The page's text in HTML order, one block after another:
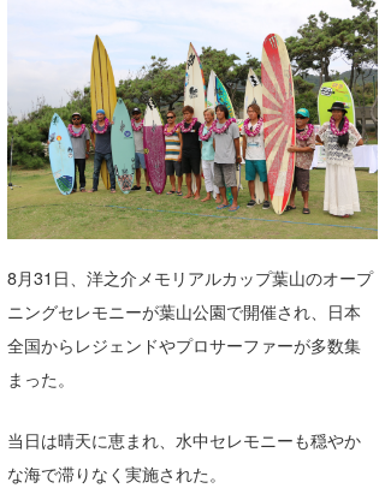
WAVE HUNTER
気象情報
ニュース
サーフィンエリアガイド
会員メニュー
今月のプレゼント
8月31日、洋之介メモリアルカップ葉山のオープ
ニングセレモニーが葉山公園で開催され、日本
全国からレジェンドやプロサーファーが多数集
まった。
当日は晴天に恵まれ、水中セレモニーも穏やか
な海で滞りなく実施された。
アート＆エンタメ
コラム
トラベル
ショップ情報
ショップ情報
千葉北
大阪
ウラナミ
お知らせ
その他